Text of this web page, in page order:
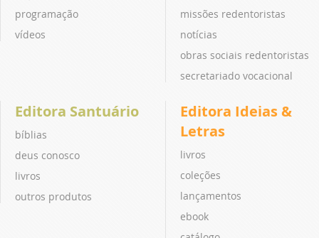
programação
vídeos
missões redentoristas
notícias
obras sociais redentoristas
secretariado vocacional
Editora Santuário
bíblias
deus conosco
livros
outros produtos
Editora Ideias &
Letras
livros
coleções
lançamentos
ebook